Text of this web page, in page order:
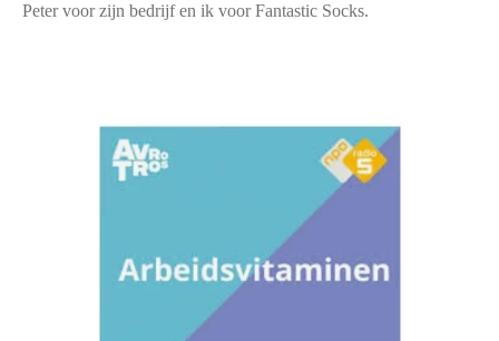
Peter voor zijn bedrijf en ik voor Fantastic Socks.